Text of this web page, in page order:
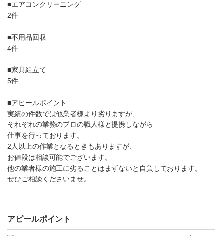
■エアコンクリーニング
2件
■不用品回収
4件
■家具組立て
5件
■アピールポイント
実績の件数では他業者様より劣りますが、
それぞれの業務のプロの職人様と提携しながら
仕事を行っております。
2人以上の作業となるときもありますが、
お値段は相談可能でございます。
他の業者様の施工に劣ることはまずないと自負しております。
ぜひご相談くださいませ。
アピールポイント